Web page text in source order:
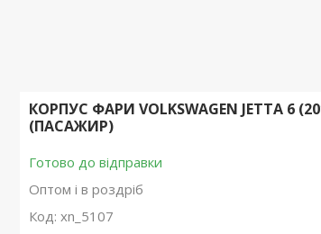
КОРПУС ФАРИ VOLKSWAGEN JETTA 6
(ПАСАЖИР)
Готово до відправки
Оптом і в роздріб
Код: xn_5107